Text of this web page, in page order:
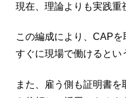
現在、理論よりも実践重
この編成により、CAPを
すぐに現場で働けるとい
また、雇う側も証明書